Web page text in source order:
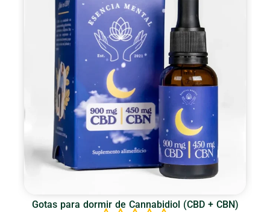
Gotas para dormir de Cannabidiol (CBD + CBN)